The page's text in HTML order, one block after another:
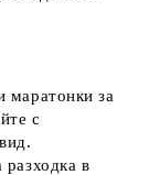
маратонки за
с
в